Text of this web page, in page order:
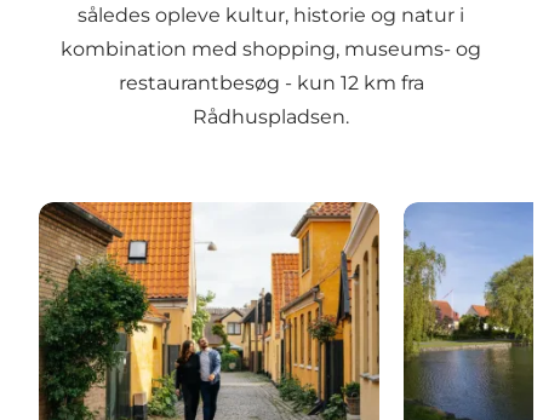
således opleve kultur, historie og natur i
kombination med shopping, museums- og
restaurantbesøg - kun 12 km fra
Rådhuspladsen.
Dragør – den gamle bydel Store Magleby